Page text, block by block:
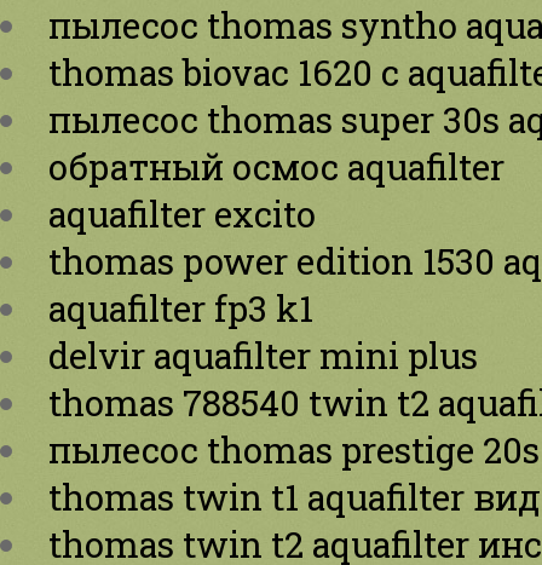
пылесос thomas syntho
thomas biovac 1620 c
пылесос thomas super 30s
обратный осмос aquafilter
aquafilter excito
thomas power edition 1530
aquafilter fp3 k1
delvir aquafilter mini plus
thomas 788540 twin t2
пылесос thomas prestige
thomas twin t1 aquafilter
thomas twin t2 aquafilter